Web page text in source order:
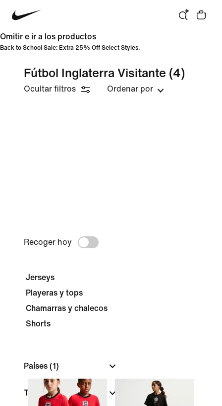
Omitir e ir a los productos
Back to School Sale: Extra 25% Off Select Styles.
Fútbol Inglaterra Visitante (4)
Ocultar filtros Ordenar por
Recoger hoy
Jerseys
Playeras y tops
Chamarras y chalecos
Shorts
Países (1)
Tipo de uniforme(1)